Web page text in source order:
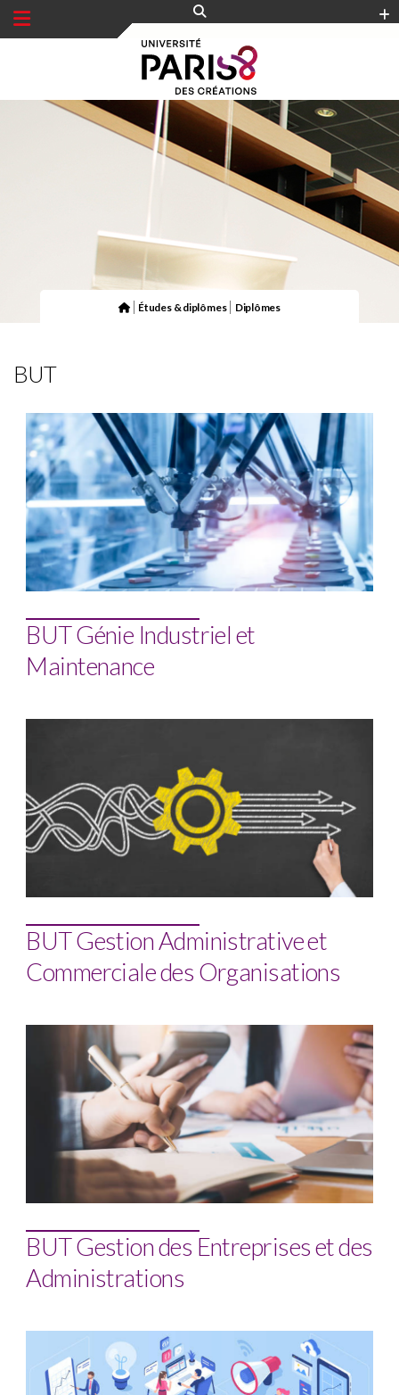
Études & diplômes Diplômes
BUT
BUT Génie Industriel et
Maintenance
BUT Gestion Administrative et
Commerciale des Organisations
BUT Gestion des Entreprises et des
Administrations
Panneau de gestion des cookies